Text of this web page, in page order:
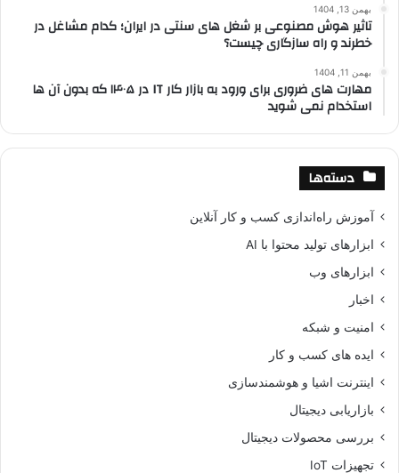
بهمن 13, 1404
تاثیر هوش مصنوعی بر شغل های سنتی در ایران؛ کدام مشاغل در
خطرند و راه سازگاری چیست؟
بهمن 11, 1404
مهارت های ضروری برای ورود به بازار کار IT در ۱۴۰۵ که بدون آن ها
استخدام نمی شوید
دسته‌ها
آموزش راه‌اندازی کسب و کار آنلاین
ابزارهای تولید محتوا با AI
ابزارهای وب
اخبار
امنیت و شبکه
ایده های کسب و کار
اینترنت اشیا و هوشمندسازی
بازاریابی دیجیتال
بررسی محصولات دیجیتال
تجهیزات IoT